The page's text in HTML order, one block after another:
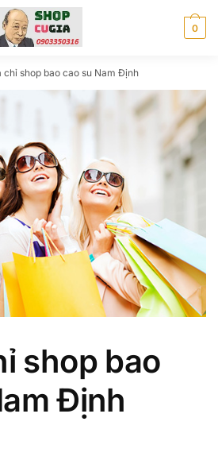
0
chỉ shop bao cao su Nam Định
shop bao
Định